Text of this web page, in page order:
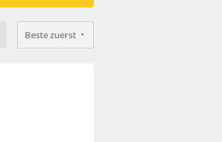
Beste zuerst